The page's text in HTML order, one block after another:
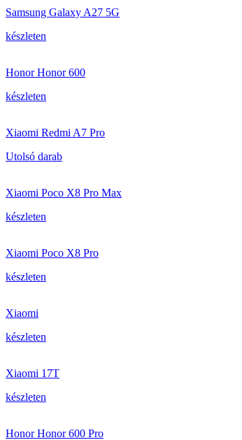
Samsung Galaxy A27 5G
készleten
Honor Honor 600
készleten
Xiaomi Redmi A7 Pro
Utolsó darab
Xiaomi Poco X8 Pro Max
készleten
Xiaomi Poco X8 Pro
készleten
Xiaomi
készleten
Xiaomi 17T
készleten
Honor Honor 600 Pro